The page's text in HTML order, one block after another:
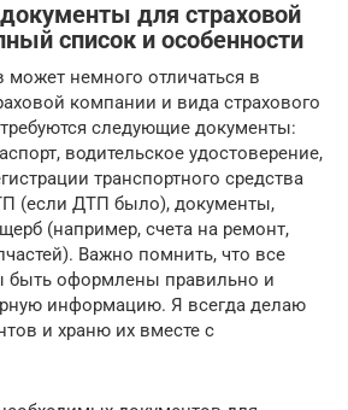
для страховой
список и особенности
немного отличаться в
компании и вида страхового
следующие документы:
водительское удостоверение,
транспортного средства
(если ДТП было), документы,
(например, счета на ремонт,
Важно помнить, что все
оформлены правильно и
информацию. Я всегда делаю
и храню их вместе с